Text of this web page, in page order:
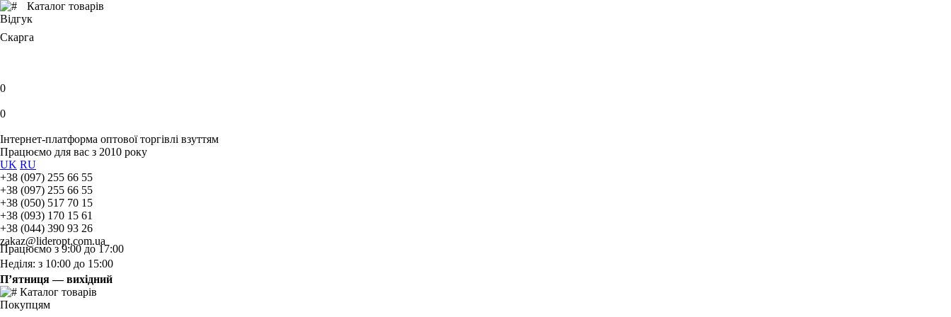
Каталог товарів
Відгук
Скарга
0
0
Інтернет-платформа оптової торгівлі взуттям
Працюємо для вас з 2010 року
UK RU
+38 (097) 255 66 55
+38 (097) 255 66 55
+38 (050) 517 70 15
+38 (093) 170 15 61
+38 (044) 390 93 26
zakaz@lideropt.com.ua
Працюємо з 9:00 до 17:00
Неділя: з 10:00 до 15:00
П’ятниця — вихідний
Каталог товарів
Покупцям